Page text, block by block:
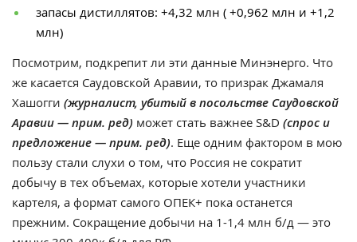
запасы дистиллятов: +4,32 млн ( +0,962 млн и +1,2
млн)
Посмотрим, подкрепит ли эти данные Минэнерго. Что
же касается Саудовской Аравии, то призрак Джамаля
Хашогги (журналист, убитый в посольстве Саудовской
Аравии — прим. ред) может стать важнее S&D (спрос и
предложение — прим. ред). Еще одним фактором в мою
пользу стали слухи о том, что Россия не сократит
добычу в тех объемах, которые хотели участники
картеля, а формат самого ОПЕК+ пока останется
прежним. Сокращение добычи на 1-1,4 млн б/д — это